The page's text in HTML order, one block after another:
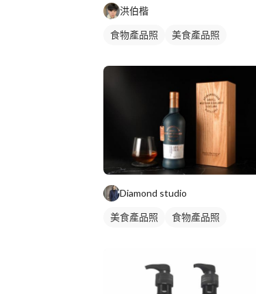
洪伯楷
食物產品照 美食產品照
Diamond studio
美食產品照 食物產品照